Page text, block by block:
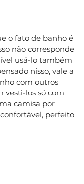
o fato de banho é
não corresponde
usá-lo também
nisso, vale a
com outros
vesti-los só com
camisa por
perfeito